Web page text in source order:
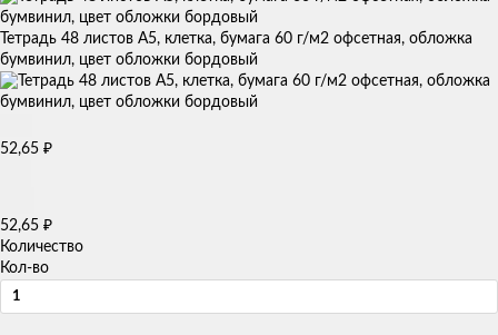
Тетрадь 48 листов А5, клетка, бумага 60 г/м2 офсетная, обложка
бумвинил, цвет обложки бордовый
52,65 ₽
52,65 ₽
Количество
Кол-во